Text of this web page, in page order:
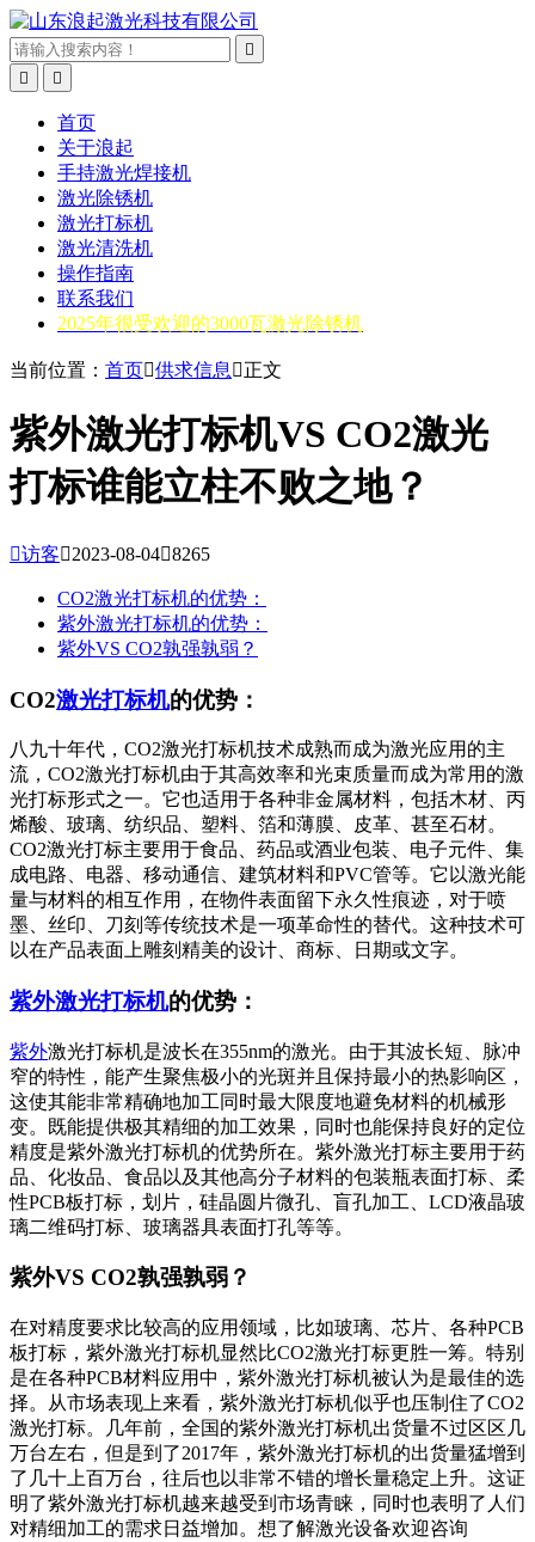



首页
关于浪起
手持激光焊接机
激光除锈机
激光打标机
激光清洗机
操作指南
联系我们
2025年很受欢迎的3000瓦激光除锈机
当前位置： 首页供求信息 正文
紫外激光打标机VS CO2激光
打标谁能立柱不败之地？
访客2023-08-048265
CO2激光打标机的优势：
紫外激光打标机的优势：
紫外VS CO2孰强孰弱？
CO2激光打标机的优势：
八九十年代，CO2激光打标机技术成熟而成为激光应用的主
流，CO2激光打标机由于其高效率和光束质量而成为常用的激
光打标形式之一。它也适用于各种非金属材料，包括木材、丙
烯酸、玻璃、纺织品、塑料、箔和薄膜、皮革、甚至石材。
CO2激光打标主要用于食品、药品或酒业包装、电子元件、集
成电路、电器、移动通信、建筑材料和PVC管等。它以激光能
量与材料的相互作用，在物件表面留下永久性痕迹，对于喷
墨、丝印、刀刻等传统技术是一项革命性的替代。这种技术可
以在产品表面上雕刻精美的设计、商标、日期或文字。
紫外激光打标机的优势：
紫外激光打标机是波长在355nm的激光。由于其波长短、脉冲
窄的特性，能产生聚焦极小的光斑并且保持最小的热影响区，
这使其能非常精确地加工同时最大限度地避免材料的机械形
变。既能提供极其精细的加工效果，同时也能保持良好的定位
精度是紫外激光打标机的优势所在。紫外激光打标主要用于药
品、化妆品、食品以及其他高分子材料的包装瓶表面打标、柔
性PCB板打标，划片，硅晶圆片微孔、盲孔加工、LCD液晶玻
璃二维码打标、玻璃器具表面打孔等等。
紫外VS CO2孰强孰弱？
在对精度要求比较高的应用领域，比如玻璃、芯片、各种PCB
板打标，紫外激光打标机显然比CO2激光打标更胜一筹。特别
是在各种PCB材料应用中，紫外激光打标机被认为是最佳的选
择。从市场表现上来看，紫外激光打标机似乎也压制住了CO2
激光打标。几年前，全国的紫外激光打标机出货量不过区区几
万台左右，但是到了2017年，紫外激光打标机的出货量猛增到
了几十上百万台，往后也以非常不错的增长量稳定上升。这证
明了紫外激光打标机越来越受到市场青睐，同时也表明了人们
对精细加工的需求日益增加。想了解激光设备欢迎咨询